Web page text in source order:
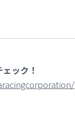
ック！